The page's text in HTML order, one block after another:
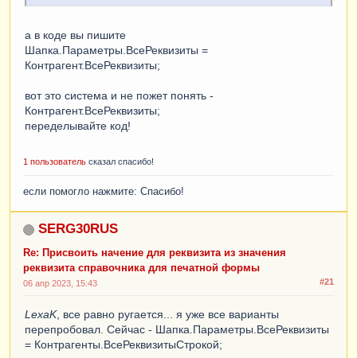
а в коде вы пишите
Шапка.Параметры.ВсеРеквизиты =
Контрагент.ВсеРеквизиты;
вот это система и не пожет понять -
Контрагент.ВсеРеквизиты;
переделывайте код!
1 пользователь сказал спасибо!
если помогло нажмите: Спасибо!
SERG30RUS
Re: Присвоить начение для реквизита из значения
реквизита справочника для печатной формы
#21
06 апр 2023, 15:43
LexaK, все равно ругается... я уже все варианты
перепробовал. Сейчас - Шапка.Параметры.ВсеРеквизиты
= Контрагенты.ВсеРеквизитыСтрокой;